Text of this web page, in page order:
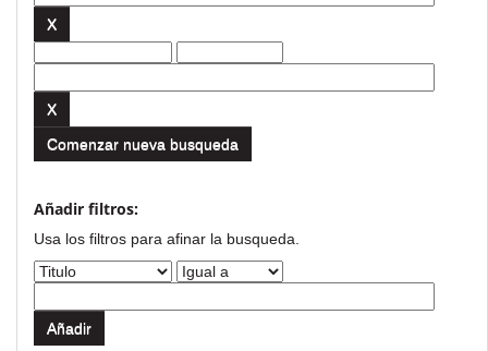
Comenzar nueva busqueda
Añadir filtros:
Usa los filtros para afinar la busqueda.